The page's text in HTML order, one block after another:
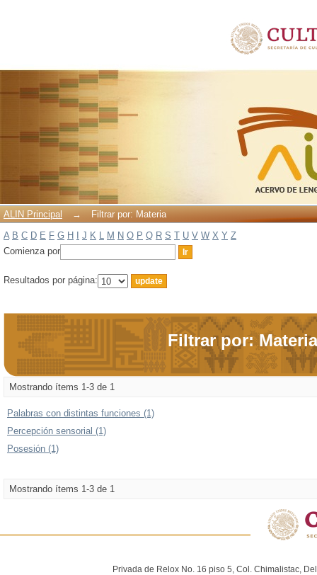
ALIN Principal →
Filtrar por: Materia
A B C D E F G H J K L M N O P Q R S T U V W X Y Z
Comienza por
Resultados por página:
Filtrar por: Materia
Mostrando ítems 1-3 de 1
Palabras con distintas funciones (1)
Percepción sensorial (1)
Posesión (1)
Mostrando ítems 1-3 de 1
Privada de Relox No. 16 piso 5, Col. Chimalistac,